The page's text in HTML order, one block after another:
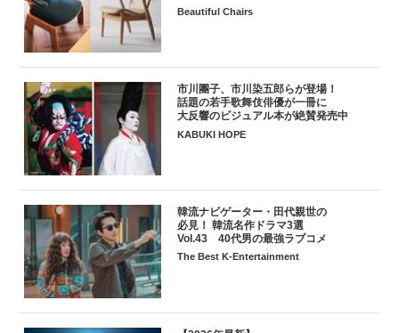
Beautiful Chairs
市川團子、市川染五郎らが登場！
話題の若手歌舞伎俳優が一冊に
大反響のビジュアル本が絶賛発売中
KABUKI HOPE
韓流ナビゲーター・田代親世の
必見！ 韓流名作ドラマ3選
Vol.43 40代男の最強ラブコメ
The Best K-Entertainment